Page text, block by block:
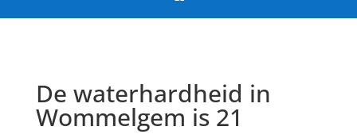
De waterhardheid in
Wommelgem is 21